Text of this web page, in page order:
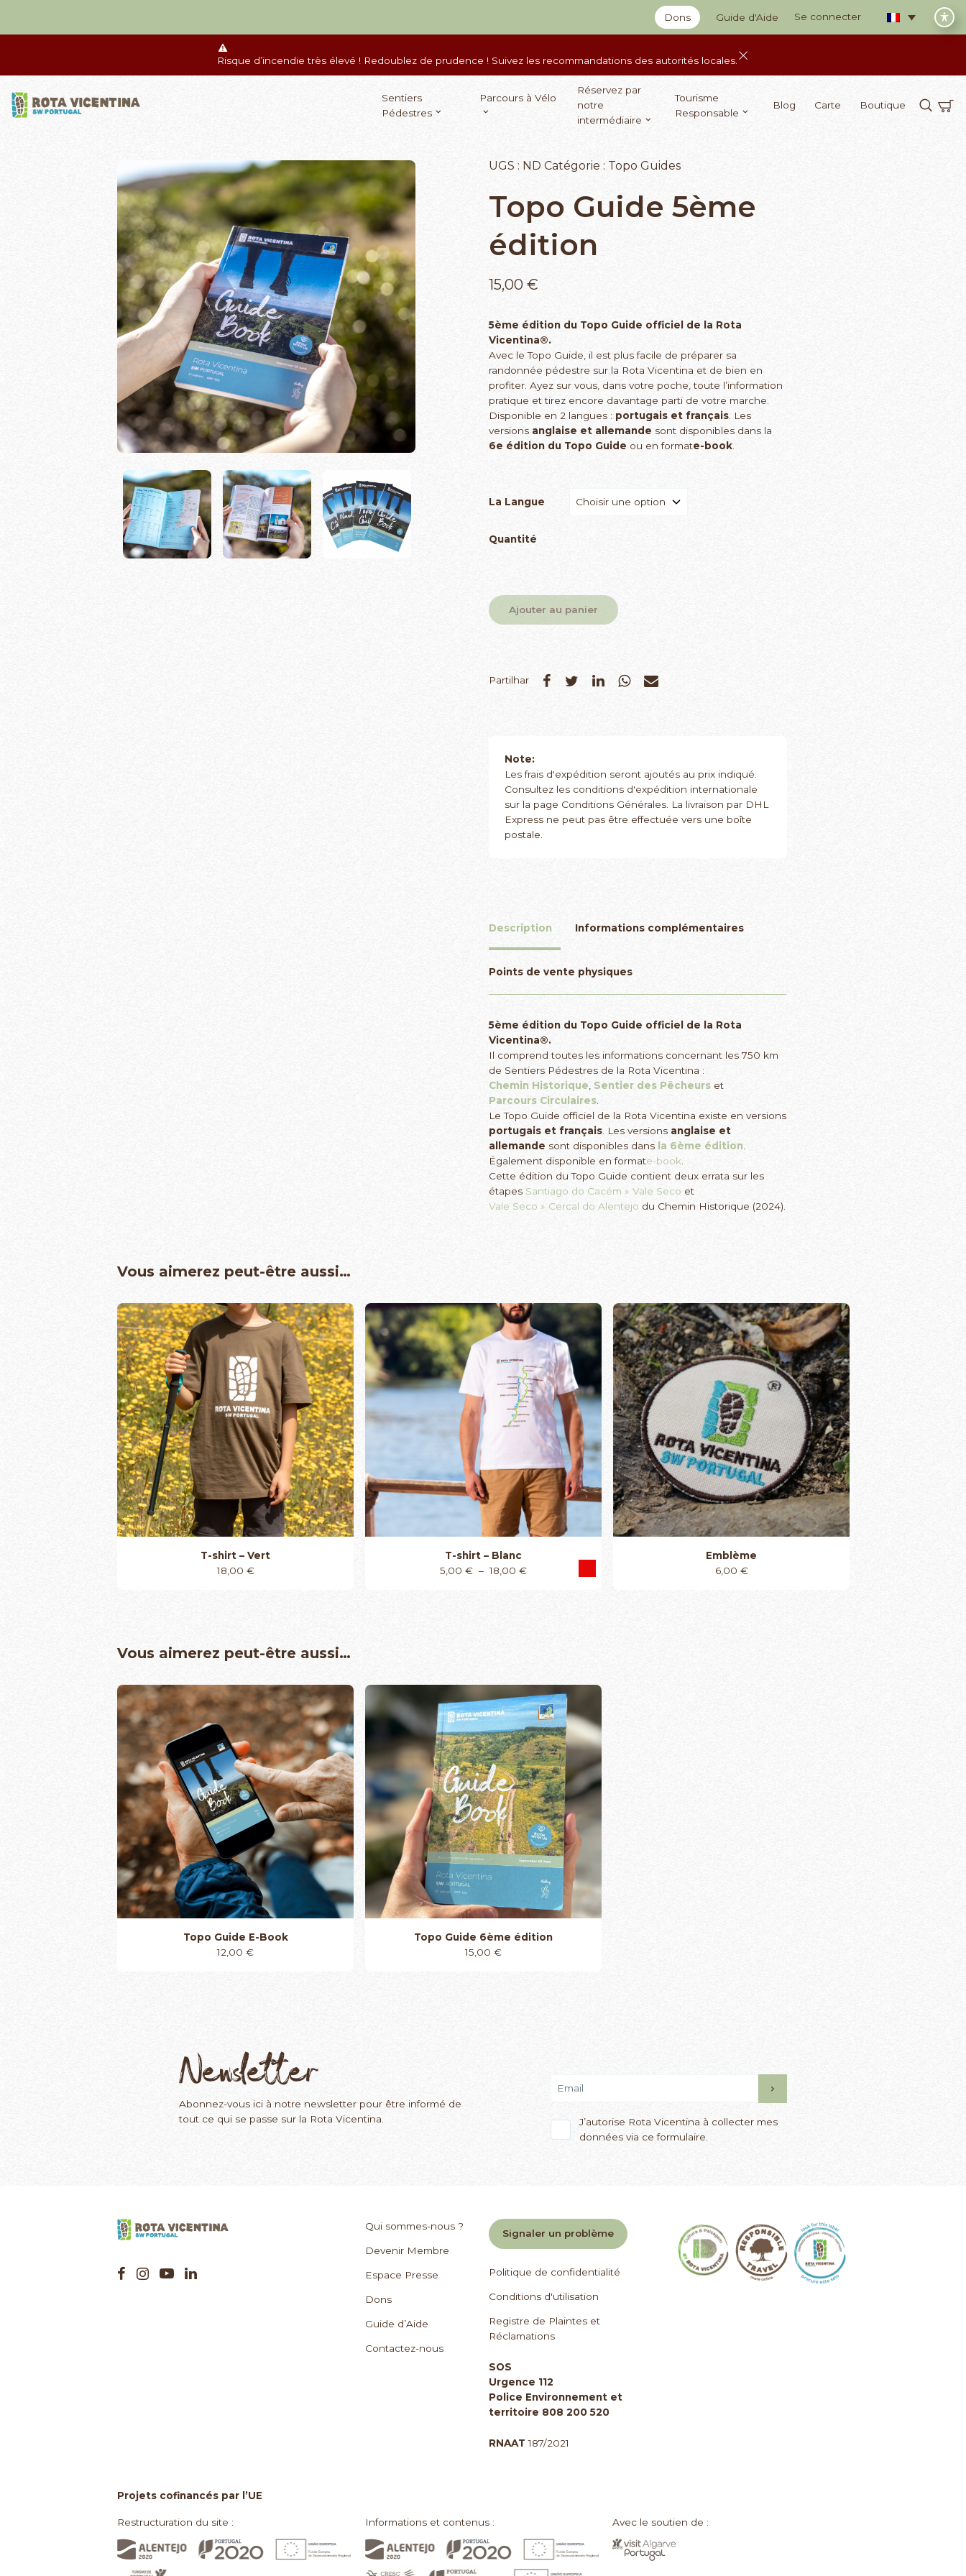
Dons Guide d'Aide Se connecter
Risque d’incendie très élevé ! Redoublez de prudence ! Suivez les recommandations des autorités locales.
Sentiers
Pédestres
Parcours à Vélo
Réservez par
notre
intermédiaire
Tourisme
Responsable
Blog Carte Boutique
UGS : ND Catégorie : Topo Guides
Topo Guide 5ème
édition
15,00 €
5ème édition du Topo Guide officiel de la Rota
Vicentina®.
Avec le Topo Guide, il est plus facile de préparer sa
randonnée pédestre sur la Rota Vicentina et de bien en
profiter. Ayez sur vous, dans votre poche, toute l’information
pratique et tirez encore davantage parti de votre marche.
Disponible en 2 langues : portugais et français. Les
versions anglaise et allemande sont disponibles dans la
6e édition du Topo Guide ou en formate-book.
La Langue
Quantité
Ajouter au panier
Partilhar
Note:
Les frais d'expédition seront ajoutés au prix indiqué.
Consultez les conditions d'expédition internationale
sur la page Conditions Générales. La livraison par DHL
Express ne peut pas être effectuée vers une boîte
postale.
Description Informations complémentaires
Points de vente physiques
5ème édition du Topo Guide officiel de la Rota
Vicentina®.
Il comprend toutes les informations concernant les 750 km
de Sentiers Pédestres de la Rota Vicentina :
Chemin Historique Sentier des Pêcheurset
Parcours Circulaires.
Le Topo Guide officiel de la Rota Vicentina existe en versions
portugais et français. Les versionsanglaise et
allemande sont disponibles dans la 6ème édition
Également disponible en formate-book
Cette édition du Topo Guide contient deux errata sur les
étapes Santiago do Cacém » Vale Seco et
Vale Seco » Cercal do Alentejo du Chemin Historique (2024).
Vous aimerez peut-être aussi…
T-shirt – Vert
18,00 €
T-shirt – Blanc
5,00 € – 18,00 €Plage
Emblème
6,00 €
Vous aimerez peut-être aussi…
Topo Guide E-Book
12,00 €
Topo Guide 6ème édition
15,00 €
Newsletter
Abonnez-vous ici à notre newsletter pour être informé de
tout ce qui se passe sur la Rota Vicentina.
J’autorise Rota Vicentina à collecter mes
données via ce formulaire.
Qui sommes-nous ?
Devenir Membre
Espace Presse
Dons
Guide d’Aide
Contactez-nous
Signaler un problème
Politique de confidentialité
Conditions d'utilisation
Registre de Plaintes et
Réclamations
SOS
Urgence 112
Police Environnement et
territoire 808 200 520
RNAAT 187/2021
Projets cofinancés par l’UE
Restructuration du site : Informations et contenus : Avec le soutien de :